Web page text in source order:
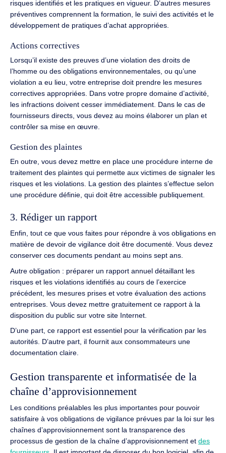
risques identifiés et les pratiques en vigueur. D’autres mesures
préventives comprennent la formation, le suivi des activités et le
développement de pratiques d’achat appropriées.
Actions correctives
Lorsqu’il existe des preuves d’une violation des droits de
l’homme ou des obligations environnementales, ou qu’une
violation a eu lieu, votre entreprise doit prendre les mesures
correctives appropriées. Dans votre propre domaine d’activité,
les infractions doivent cesser immédiatement. Dans le cas de
fournisseurs directs, vous devez au moins élaborer un plan et
contrôler sa mise en œuvre.
Gestion des plaintes
En outre, vous devez mettre en place une procédure interne de
traitement des plaintes qui permette aux victimes de signaler les
risques et les violations. La gestion des plaintes s’effectue selon
une procédure définie, qui doit être accessible publiquement.
3. Rédiger un rapport
Enfin, tout ce que vous faites pour répondre à vos obligations en
matière de devoir de vigilance doit être documenté. Vous devez
conserver ces documents pendant au moins sept ans.
Autre obligation : préparer un rapport annuel détaillant les
risques et les violations identifiés au cours de l’exercice
précédent, les mesures prises et votre évaluation des actions
entreprises. Vous devez mettre gratuitement ce rapport à la
disposition du public sur votre site Internet.
D’une part, ce rapport est essentiel pour la vérification par les
autorités. D’autre part, il fournit aux consommateurs une
documentation claire.
Gestion transparente et informatisée de la
chaîne d’approvisionnement
Les conditions préalables les plus importantes pour pouvoir
satisfaire à vos obligations de vigilance prévues par la loi sur les
chaînes d’approvisionnement sont la transparence des
processus de gestion de la chaîne d’approvisionnement et des